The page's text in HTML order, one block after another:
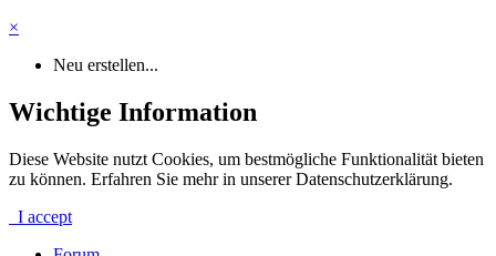
×
Neu erstellen...
Wichtige Information
Diese Website nutzt Cookies, um bestmögliche Funktionalität bieten
zu können. Erfahren Sie mehr in unserer Datenschutzerklärung.
I accept